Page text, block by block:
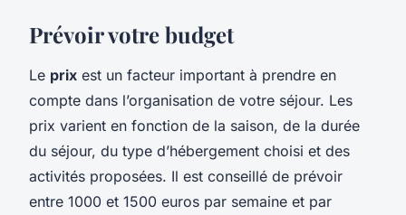
Prévoir votre budget
Le prix est un facteur important à prendre en
compte dans l’organisation de votre séjour. Les
prix varient en fonction de la saison, de la durée
du séjour, du type d’hébergement choisi et des
activités proposées. Il est conseillé de prévoir
entre 1000 et 1500 euros par semaine et par